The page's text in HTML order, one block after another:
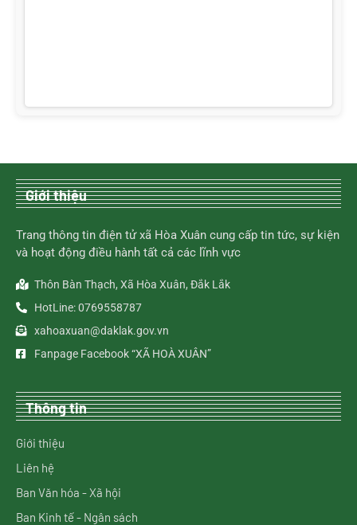
Giới thiệu
Trang thông tin điện tử xã Hòa Xuân cung cấp tin tức, sự kiện
và hoạt động điều hành tất cả các lĩnh vực
Thôn Bàn Thạch, Xã Hòa Xuân, Đắk Lắk
HotLine: 0769558787
xahoaxuan@daklak.gov.vn
Fanpage Facebook “XÃ HOÀ XUÂN”
Thông tin
Giới thiệu
Liên hệ
Ban Văn hóa - Xã hội
Ban Kinh tế - Ngân sách